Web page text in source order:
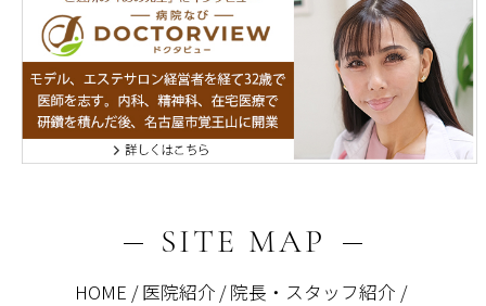
SITE MAP
HOME 医院紹介
院長・スタッフ紹介